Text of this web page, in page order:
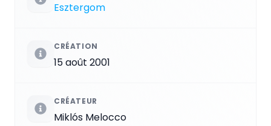
Esztergom
CRÉATION
15 août 2001
CRÉATEUR
Miklós Melocco